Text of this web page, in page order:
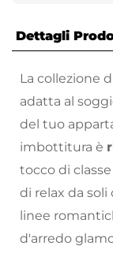
Dettagli
La collezione
adatta al
del tuo
imbottitura è
tocco di
di relax da soli
linee
d'arredo